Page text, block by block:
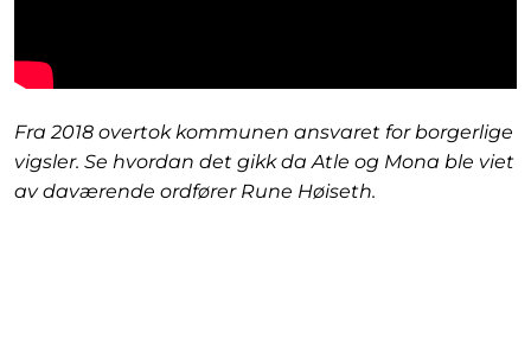
Fra 2018 overtok kommunen ansvaret for borgerlige
vigsler. Se hvordan det gikk da Atle og Mona ble viet
av daværende ordfører Rune Høiseth.